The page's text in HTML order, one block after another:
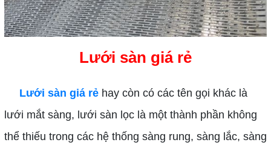
Lưới sàn giá rẻ
Lưới sàn giá rẻhay còn có các tên gọi khác là
lưới mắt sàng, lưới sàn lọc là một thành phần không
thể thiếu trong các hệ thống sàng rung, sàng lắc, sàng